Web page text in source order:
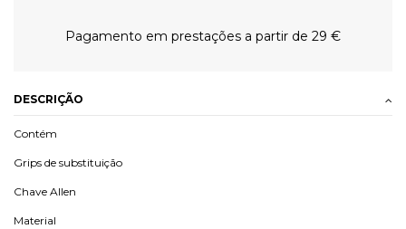
Pagamento em prestações a partir de 29 €
DESCRIÇÃO
Contém
Grips de substituição
Chave Allen
Material